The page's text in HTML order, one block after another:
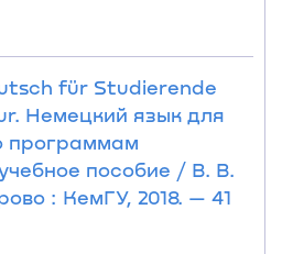
für Studierende
Немецкий язык для
программам
пособие / В. В.
: КемГУ, 2018. — 41